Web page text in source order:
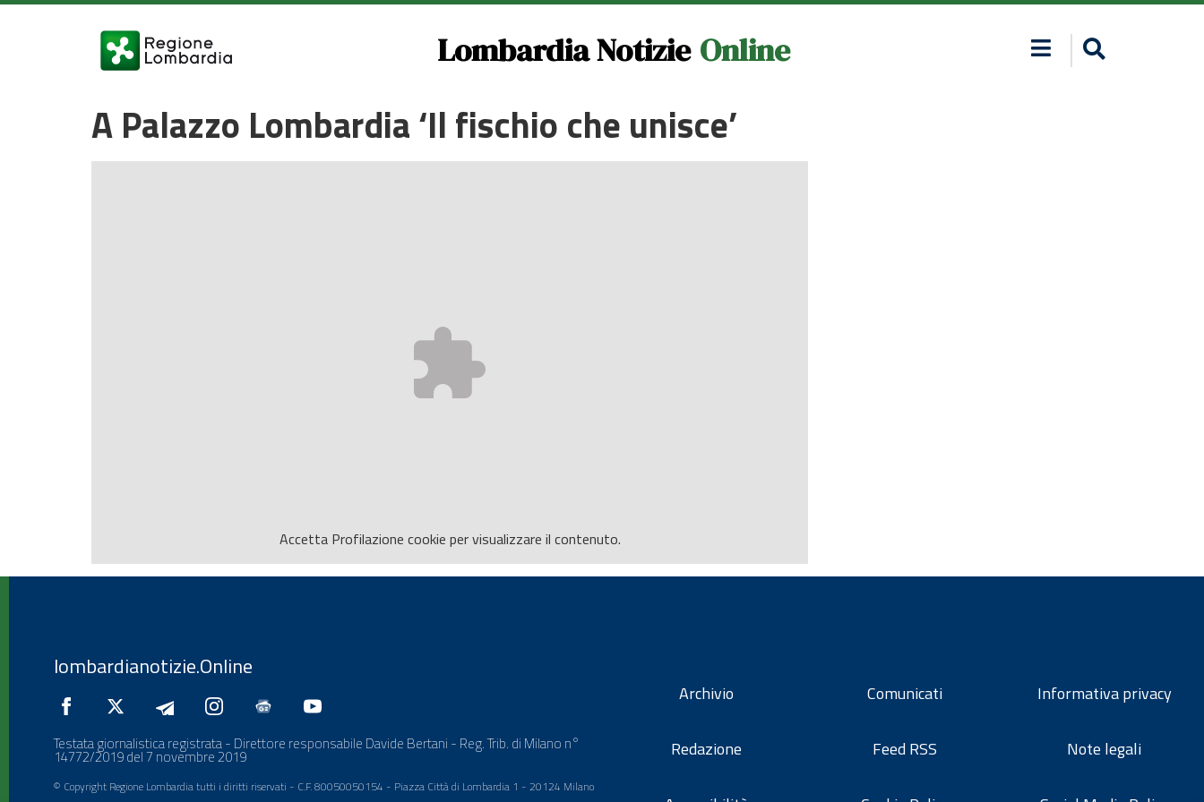
Lombardia Notizie Online
A Palazzo Lombardia ‘Il fischio che unisce’
Accetta Profilazione cookie per visualizzare il contenuto.
lombardianotizie.Online
Testata giornalistica registrata - Direttore responsabile Davide Bertani - Reg. Trib. di Milano n°
14772/2019 del 7 novembre 2019
© Copyright Regione Lombardia tutti i diritti riservati - C.F. 80050050154 - Piazza Città di Lombardia 1 - 20124 Milano
Archivio
Redazione
Comunicati
Feed RSS
Informativa privacy
Note legali